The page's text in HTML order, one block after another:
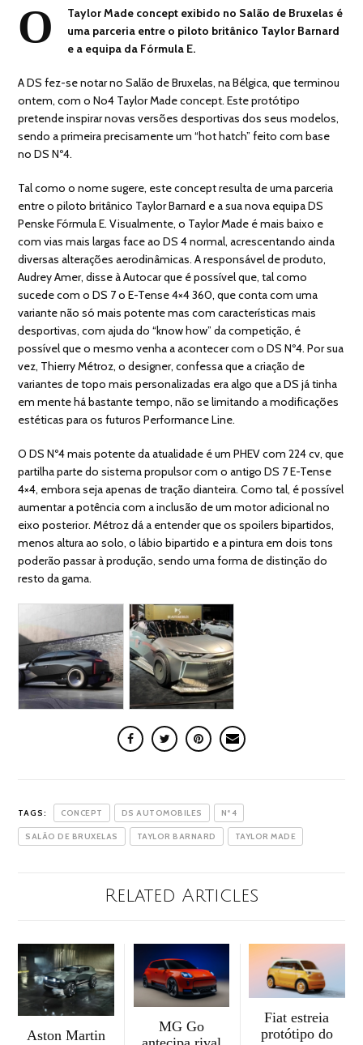
O
Taylor Made concept exibido no Salão de Bruxelas é
uma parceria entre o piloto britânico Taylor Barnard
e a equipa da Fórmula E.
A DS fez-se notar no Salão de Bruxelas, na Bélgica, que terminou
ontem, com o No4 Taylor Made concept. Este protótipo
pretende inspirar novas versões desportivas dos seus modelos,
sendo a primeira precisamente um “hot hatch” feito com base
no DS Nº4.
Tal como o nome sugere, este concept resulta de uma parceria
entre o piloto britânico Taylor Barnard e a sua nova equipa DS
Penske Fórmula E. Visualmente, o Taylor Made é mais baixo e
com vias mais largas face ao DS 4 normal, acrescentando ainda
diversas alterações aerodinâmicas. A responsável de produto,
Audrey Amer, disse à Autocar que é possível que, tal como
sucede com o DS 7 o E-Tense 4×4 360, que conta com uma
variante não só mais potente mas com características mais
desportivas, com ajuda do “know how” da competição, é
possível que o mesmo venha a acontecer com o DS Nº4. Por sua
vez, Thierry Métroz, o designer, confessa que a criação de
variantes de topo mais personalizadas era algo que a DS já tinha
em mente há bastante tempo, não se limitando a modificações
estéticas para os futuros Performance Line.
O DS Nº4 mais potente da atualidade é um PHEV com 224 cv, que
partilha parte do sistema propulsor com o antigo DS 7 E-Tense
4×4, embora seja apenas de tração dianteira. Como tal, é possível
aumentar a potência com a inclusão de um motor adicional no
eixo posterior. Métroz dá a entender que os spoilers bipartidos,
menos altura ao solo, o lábio bipartido e a pintura em dois tons
poderão passar à produção, sendo uma forma de distinção do
resto da gama.
TAGS: CONCEPT DS AUTOMOBILES Nº4
SALÃO DE BRUXELAS TAYLOR BARNARD TAYLOR MADE
Related Articles
Aston Martin
MG Go
Fiat estreia
protótipo do